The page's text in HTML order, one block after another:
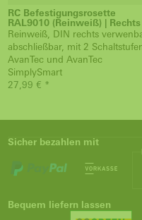
RC Befestigungsrosette
RAL9010 (Reinweiß) | Rechts
Reinweiß, DIN rechts
abschließbar, mit 2
AvanTec und AvanTec
SimplySmart
27,99 € *
Sicher bezahlen mit
Bequem liefern lassen